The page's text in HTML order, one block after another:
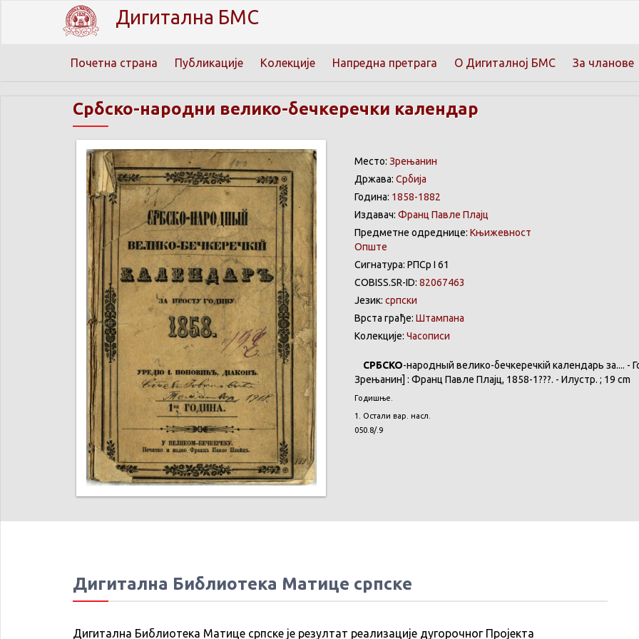
Дигитална БМС
Почетна страна Публикације Колекције Напредна претрага О Дигиталној БМС За чланове
Србско-народни велико-бечкеречки календар
Место: Зрењанин
Држава: Србија
Година: 1858-1882
Издавач: Франц Павле Плајц
Предметне одреднице: Књижевност
Опште
Сигнатура: РПСр I 61
COBISS.SR-ID: 82067463
Језик: српски
Врста грађе: Штампана
Колекције: Часописи
СРБСКО-народный велико-бечкеречкій календарь за.... -
Зрењанин] : Франц Павле Плајц, 1858-1???. - Илустр. ; 19 cm
Годишње.
1. Остали вар. насл.
050.8/.9
Дигитална Библиотека Матице српске
Дигитална Библиотека Матице српске је резултат реализације дугорочног Пројекта